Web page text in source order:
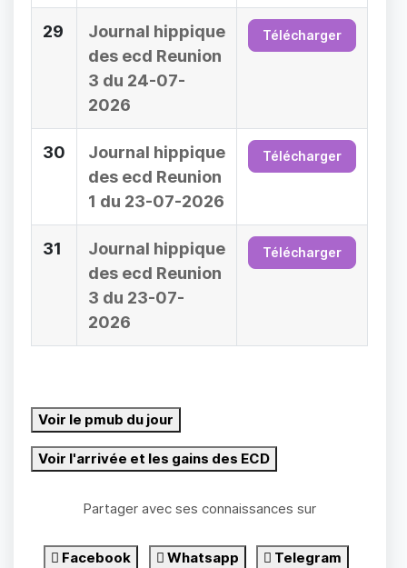
29
Journal hippique
des ecd Reunion
3 du 24-07-
2026
Télécharger
30
Journal hippique
des ecd Reunion
1 du 23-07-2026
Télécharger
31
Journal hippique
des ecd Reunion
3 du 23-07-
2026
Télécharger
Voir le pmub du jour
Voir l'arrivée et les gains des ECD
Partager avec ses connaissances sur
Facebook Whatsapp Telegram